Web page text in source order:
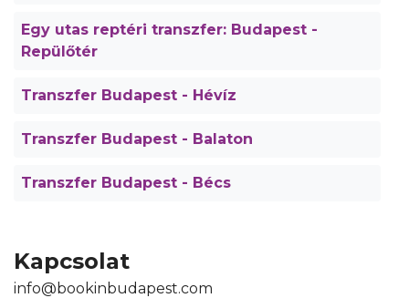
Egy utas reptéri transzfer: Budapest -
Repülőtér
Transzfer Budapest - Hévíz
Transzfer Budapest - Balaton
Transzfer Budapest - Bécs
Kapcsolat
info@bookinbudapest.com